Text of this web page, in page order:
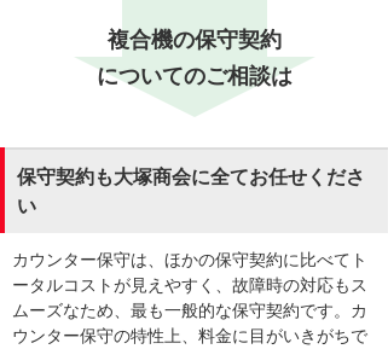
複合機の保守契約
についてのご相談は
保守契約も大塚商会に全てお任せくださ
い
カウンター保守は、ほかの保守契約に比べてト
ータルコストが見えやすく、故障時の対応もス
ムーズなため、最も一般的な保守契約です。カ
ウンター保守の特性上、料金に目がいきがちで